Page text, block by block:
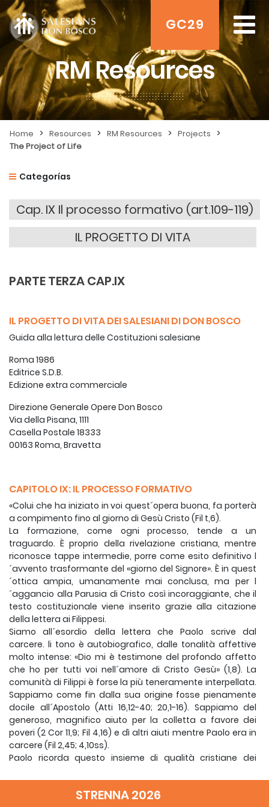
GC29
RM Resources
Home > Resources > RM Resources > Projects >
The Project of Life
Categorías
Cap. IX Il processo formativo (art.109-119)
IL PROGETTO DI VITA
PARTE TERZA CAP.IX
IL PROGETTO DI VITA DEI SALESIANI DI DON BOSCO
Guida alla lettura delle Costituzioni salesiane
Roma 1986
Editrice S.D.B.
Edizione extra commerciale
Direzione Generale Opere Don Bosco
Via della Pisana, 1111
Casella Postale 18333
00163 Roma, Bravetta
CAPITOLO IX: IL PROCESSO FORMATIVO
«Colui che ha iniziato in voi quest´opera buona, fa porterà
a compimento fino al giorno di Gesù Cristo (Fil t,6).
La formazione, come ogni processo, tende a un
traguardo. È proprio della rivelazione cristiana, mentre
riconosce tappe intermedie, porre come esito definitivo l
´avvento trasformante del «giorno del Signore». È in quest
´ottica ampia, umanamente mai conclusa, ma per l
´aggancio alla Parusia di Cristo così incoraggiante, che il
testo costituzionale viene inserito grazie alla citazione
della lettera ai Filippesi.
Siamo all´esordio della lettera che Paolo scrive dal
carcere. li tono è autobiografico, dalle tonalità affettive
molto intense: «Dio mi è testimone del profondo affetto
che ho per tutti voi nell´amore di Cristo Gesù» (1,8). La
comunità di Filippi è forse la più teneramente interpellata.
Sappiamo come fin dalla sua origine fosse pienamente
docile all´Apostolo (Atti 16,12-40; 20,1-16). Sappiamo del
generoso, magnifico aiuto per la colletta a favore dei
poveri (2 Cor 11,9; Fil 4,16) e dì altri aiuti mentre Paolo era in
carcere (Fil 2,45; 4,10ss).
Paolo ricorda questo insieme di qualità cristiane dei
mantenimento della purezza dei Vangelo) con il termine
dì «opera buona» (1,16). E su di essa, su questa esistenza
STRENNA 2026